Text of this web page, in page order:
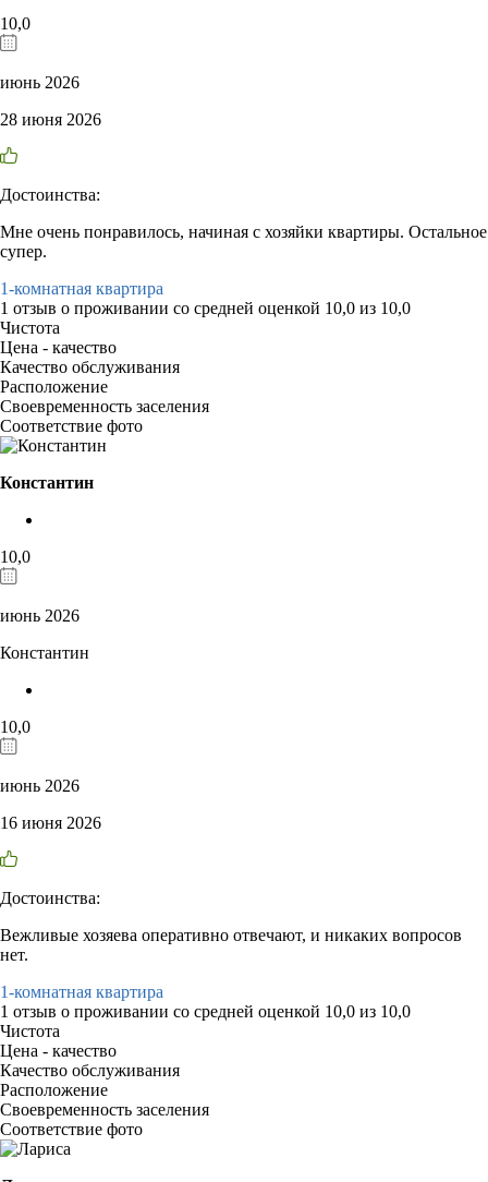
10,0
июнь 2026
28 июня 2026
Достоинства:
Мне очень понравилось, начиная с хозяйки квартиры. Остальное
супер.
1-комнатная квартира
1 отзыв о проживании со средней оценкой 10,0 из 10,0
Чистота
Цена - качество
Качество обслуживания
Расположение
Своевременность заселения
Соответствие фото
Константин
10,0
июнь 2026
Константин
10,0
июнь 2026
16 июня 2026
Достоинства:
Вежливые хозяева оперативно отвечают, и никаких вопросов
нет.
1-комнатная квартира
1 отзыв о проживании со средней оценкой 10,0 из 10,0
Чистота
Цена - качество
Качество обслуживания
Расположение
Своевременность заселения
Соответствие фото